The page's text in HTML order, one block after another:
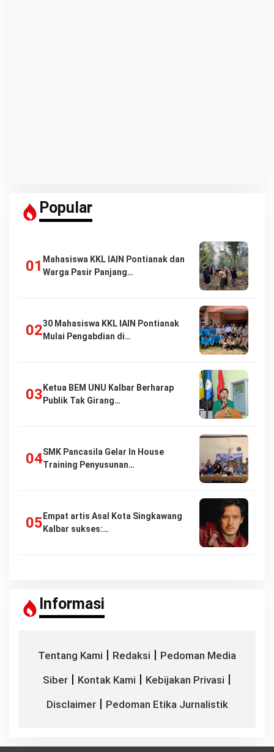
Popular
Mahasiswa KKL IAIN Pontianak dan
Warga Pasir Panjang…
30 Mahasiswa KKL IAIN Pontianak
Mulai Pengabdian di…
Ketua BEM UNU Kalbar Berharap
Publik Tak Girang…
SMK Pancasila Gelar In House
Training Penyusunan…
Empat artis Asal Kota Singkawang
Kalbar sukses:…
Informasi
Tentang Kami | Redaksi | Pedoman Media
Siber | Kontak Kami | Kebijakan Privasi |
Disclaimer| Pedoman Etika Jurnalistik